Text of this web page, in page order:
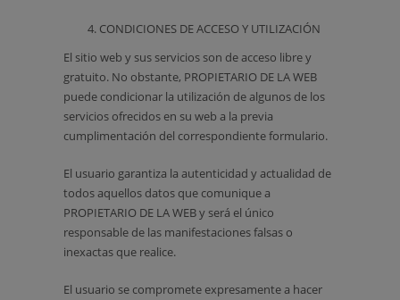
CONDICIONES DE ACCESO Y UTILIZACIÓN
El sitio web y sus servicios son de acceso libre y
gratuito. No obstante, PROPIETARIO DE LA WEB
puede condicionar la utilización de algunos de los
servicios ofrecidos en su web a la previa
cumplimentación del correspondiente formulario.
El usuario garantiza la autenticidad y actualidad de
todos aquellos datos que comunique a
PROPIETARIO DE LA WEB y será el único
responsable de las manifestaciones falsas o
inexactas que realice.
El usuario se compromete expresamente a hacer